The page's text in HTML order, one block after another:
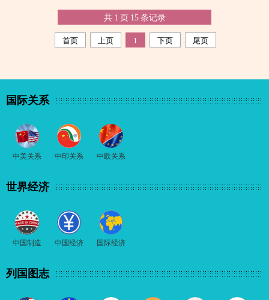
共 1 页 15 条记录
首页 上页 1 下页 尾页
国际关系
中美关系 中印关系 中欧关系
世界经济
中国制造 中国经济 国际经济
列国图志